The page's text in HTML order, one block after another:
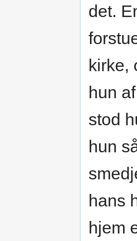
det.
kirke,
hun
stod
hun
hans
hjem